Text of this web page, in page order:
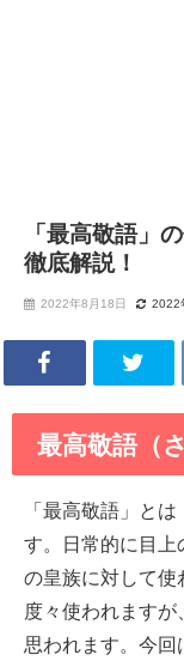
「最高敬語」
徹底解説！
2022年8月18日 2022
最高敬語（
「最高敬語」と
す。日常的に目上
の皇族に対して使
度々使われますが
思われます。今回